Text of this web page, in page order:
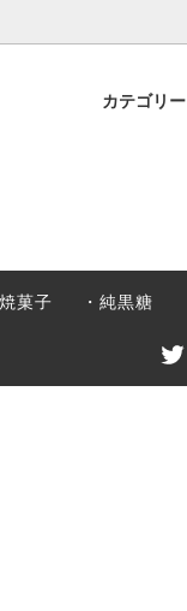
カテゴリー
焼菓子
・純黒糖